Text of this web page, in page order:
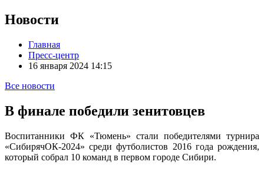
Новости
Главная
Пресс-центр
16 января 2024 14:15
Все новости
В финале победили зенитовцев
Воспитанники ФК «Тюмень» стали победителями турнира
«СибирячОК-2024» среди футболистов 2016 года рождения,
который собрал 10 команд в первом городе Сибири.